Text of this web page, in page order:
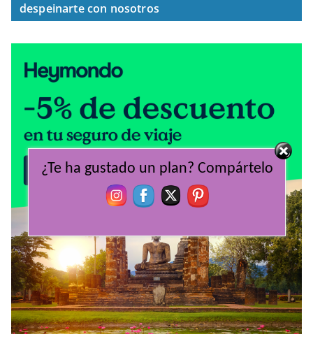
despeinarte con nosotros
¿Te ha gustado un plan? Compártelo